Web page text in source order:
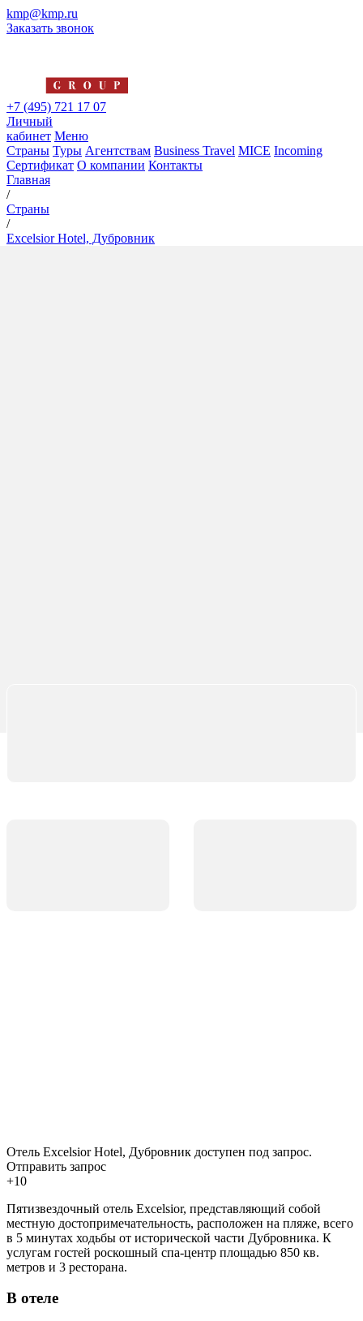
kmp@kmp.ru
Заказать звонок
+7 (495) 721 17 07
Личный
кабинет Меню
Страны Туры Агентствам Business Travel MICE Incoming
Сертификат О компании Контакты
Главная
/
Страны
/
Excelsior Hotel, Дубровник
Отель Excelsior Hotel, Дубровник доступен под запрос.
Отправить запрос
+10
Пятизвездочный отель Excelsior, представляющий собой
местную достопримечательность, расположен на пляже, всего
в 5 минутах ходьбы от исторической части Дубровника. К
услугам гостей роскошный спа-центр площадью 850 кв.
метров и 3 ресторана.
В отеле